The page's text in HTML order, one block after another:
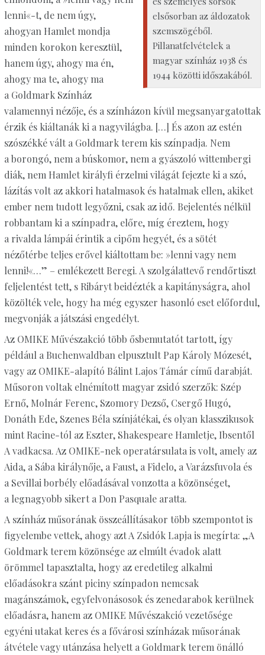
elsősorban az áldozatok
szemszögéből.
Pillanatfelvételek a
magyar színház 1938 és
1944 közötti időszakából.
lenni«-t, de nem úgy,
ahogyan Hamlet mondja
minden korokon keresztül,
hanem úgy, ahogy ma én,
ahogy ma te, ahogy ma
a Goldmark Színház
valamennyi nézője, és a színházon kívül megsanyargatottak
érzik és kiáltanák ki a nagyvilágba. […] És azon az estén
szószékké vált a Goldmark terem kis színpadja. Nem
a borongó, nem a búskomor, nem a gyászoló wittembergi
diák, nem Hamlet királyfi érzelmi világát fejezte ki a szó,
lázítás volt az akkori hatalmasok és hatalmak ellen, akiket
ember nem tudott legyőzni, csak az idő. Bejelentés nélkül
robbantam ki a színpadra, előre, míg éreztem, hogy
a rivalda lámpái érintik a cipőm hegyét, és a sötét
nézőtérbe teljes erővel kiáltottam be: »lenni vagy nem
lenni!«…” – emlékezett Beregi. A szolgálattevő rendőrtiszt
feljelentést tett, s Ribáryt beidézték a kapitányságra, ahol
közölték vele, hogy ha még egyszer hasonló eset előfordul,
megvonják a játszási engedélyt.
Az OMIKE Művészakció több ősbemutatót tartott, így
például a Buchenwaldban elpusztult Pap Károly Mózesét,
vagy az OMIKE-alapító Bálint Lajos Támár című darabját.
Műsoron voltak elnémított magyar zsidó szerzők: Szép
Ernő, Molnár Ferenc, Szomory Dezső, Csergő Hugó,
Donáth Ede, Szenes Béla színjátékai, és olyan klasszikusok
mint Racine-tól az Eszter, Shakespeare Hamletje, Ibsentől
A vadkacsa. Az OMIKE-nek operatársulata is volt, amely az
Aida, a Sába királynője, a Faust, a Fidelo, a Varázsfuvola és
a Sevillai borbély előadásával vonzotta a közönséget,
a legnagyobb sikert a Don Pasquale aratta.
A színház műsorának összeállításakor több szempontot is
figyelembe vettek, ahogy azt A Zsidók Lapja is megírta: „A
Goldmark terem közönsége az elmúlt évadok alatt
örömmel tapasztalta, hogy az eredetileg alkalmi
előadásokra szánt piciny színpadon nemcsak
magánszámok, egyfelvonásosok és zenedarabok kerülnek
előadásra, hanem az OMIKE Művészakció vezetősége
egyéni utakat keres és a fővárosi színházak műsorának
átvétele vagy utánzása helyett a Goldmark terem önálló